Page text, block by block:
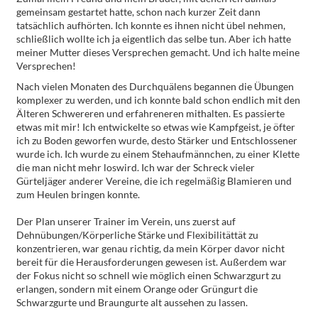
gemeinsam gestartet hatte, schon nach kurzer Zeit dann
tatsächlich aufhörten. Ich konnte es ihnen nicht übel nehmen,
schließlich wollte ich ja eigentlich das selbe tun. Aber ich hatte
meiner Mutter dieses Versprechen gemacht. Und ich halte meine
Versprechen!
Nach vielen Monaten des Durchquälens begannen die Übungen
komplexer zu werden, und ich konnte bald schon endlich mit den
Älteren Schwereren und erfahreneren mithalten. Es passierte
etwas mit mir! Ich entwickelte so etwas wie Kampfgeist, je öfter
ich zu Boden geworfen wurde, desto Stärker und Entschlossener
wurde ich. Ich wurde zu einem Stehaufmännchen, zu einer Klette
die man nicht mehr loswird. Ich war der Schreck vieler
Gürteljäger anderer Vereine, die ich regelmäßig Blamieren und
zum Heulen bringen konnte.
Der Plan unserer Trainer im Verein, uns zuerst auf
Dehnübungen/Körperliche Stärke und Flexibilitättät zu
konzentrieren, war genau richtig, da mein Körper davor nicht
bereit für die Herausforderungen gewesen ist. Außerdem war
der Fokus nicht so schnell wie möglich einen Schwarzgurt zu
erlangen, sondern mit einem Orange oder Grüngurt die
Schwarzgurte und Braungurte alt aussehen zu lassen.